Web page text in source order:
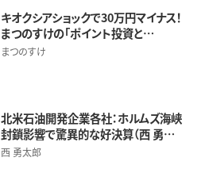
キオクシアショックで30万円マイナス！
まつのすけの「ポイント投資と…
まつのすけ
北米石油開発企業各社：ホルムズ海峡
封鎖影響で驚異的な好決算（西 勇…
西 勇太郎